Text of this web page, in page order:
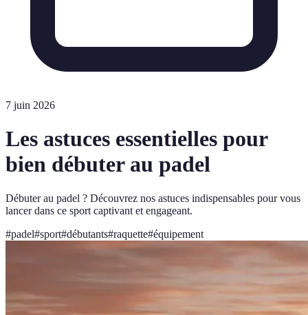
7 juin 2026
Les astuces essentielles pour
bien débuter au padel
Débuter au padel ? Découvrez nos astuces indispensables pour vous
lancer dans ce sport captivant et engageant.
#padel#sport#débutants#raquette#équipement